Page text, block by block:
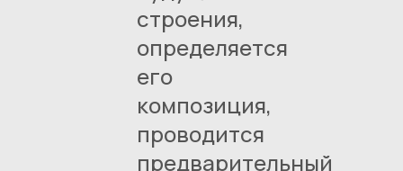
строения,
определяется
его
композиция,
проводится
предварительный